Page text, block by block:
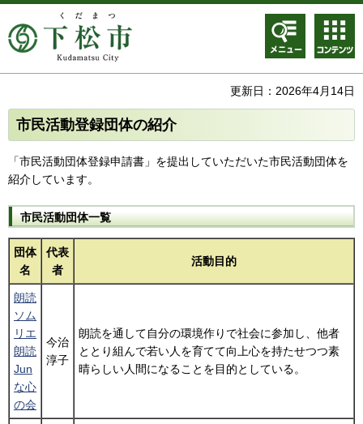
メニュ
ー
コンテ
ンツメ
ニュー
更新日：2026年4月14日
市民活動登録団体の紹介
「市民活動団体登録申請書」を提出していただいた市民活動団体を
紹介しています。
市民活動団体一覧
団体
名
代表
者
活動目的
朗読
ソム
リエ
朗読
Jun
な心
の会
今治
淳子
朗読を通して自分の環境作りで社会に参加し、他者
ととり組んで若い人を育てて向上心を持たせつつ素
晴らしい人間になることを目的としている。